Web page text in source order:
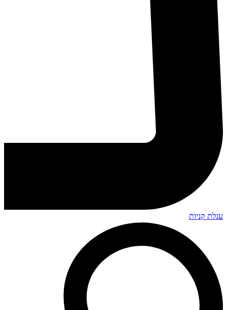
עגלת קניות